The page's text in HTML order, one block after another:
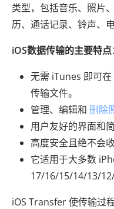
类型，包括音乐、照片
历、通话记录、铃声、
iOS数据传输的主要特点
无需 iTunes 即可
传输文件。
管理、编辑和 删除
用户友好的界面和
高度安全且绝不会
它适用于大多数
17/16/15/14/13/12/
iOS Transfer 使传输过